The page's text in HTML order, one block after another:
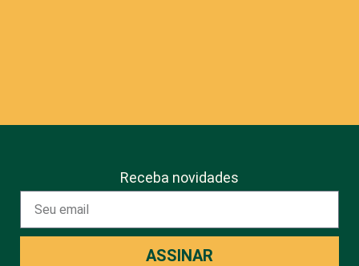
Receba novidades
ASSINAR